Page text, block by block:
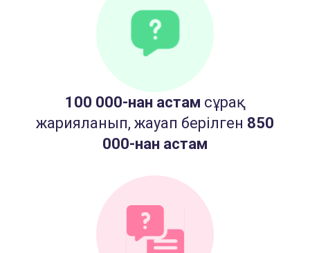
100 000-нан астам сұрақ
жарияланып, жауап берілген 850
000-нан астам